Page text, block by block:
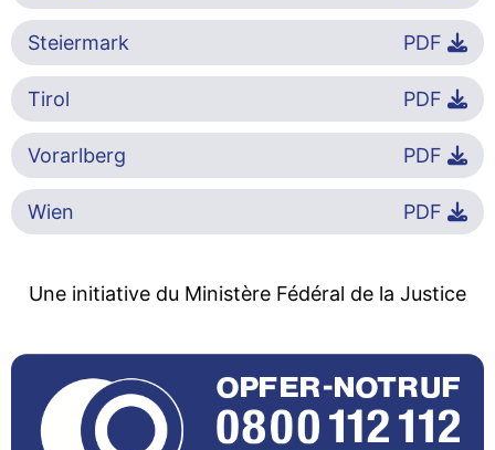
Steiermark PDF
Tirol PDF
Vorarlberg PDF
Wien PDF
Une initiative du Ministère Fédéral de la Justice